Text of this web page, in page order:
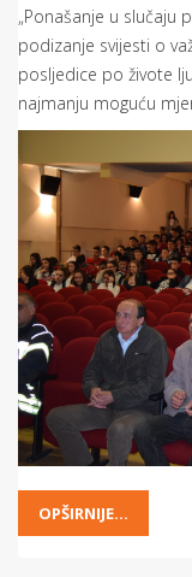
„Ponašanje u slučaju
podizanje svijesti o
posljedice po živote
najmanju moguću
OPŠIRNIJE...